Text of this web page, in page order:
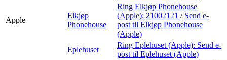
Apple
Elkjøp
Phonehouse
Ring Elkjøp Phonehouse
(Apple): 21002121 / Send e-
post til Elkjøp Phonehouse
(Apple)
Eplehuset
Ring Eplehuset (Apple): Send e-
post til Eplehuset (Apple)